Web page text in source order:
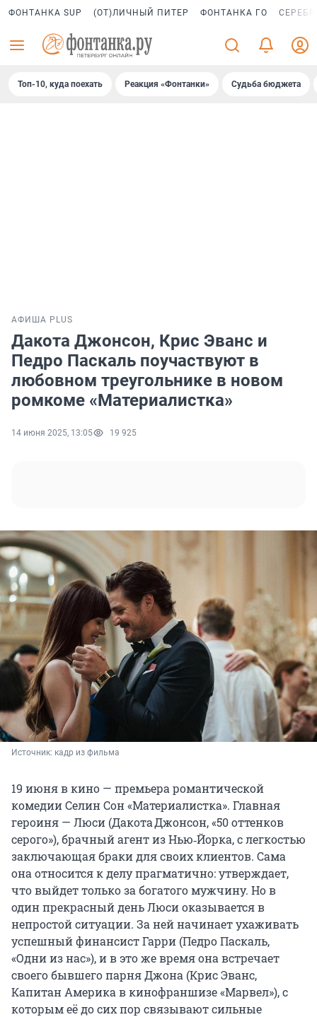
ФОНТАНКА SUP (ОТ)ЛИЧНЫЙ ПИТЕР ФОНТАНКА ГО
Топ-10, куда поехать Реакция «Фонтанки» Судьба бюджета
АФИША PLUS
Дакота Джонсон, Крис Эванс и
Педро Паскаль поучаствуют в
любовном треугольнике в новом
ромкоме «Материалистка»
14 июня 2025, 13:05 19 925
Источник: кадр из фильма
19 июня в кино — премьера романтической
комедии Селин Сон «Материалистка». Главная
героиня — Люси (Дакота Джонсон, «50 оттенков
серого»), брачный агент из Нью‑Йорка, с легкостью
заключающая браки для своих клиентов. Сама
она относится к делу прагматично: утверждает,
что выйдет только за богатого мужчину. Но в
один прекрасный день Люси оказывается в
непростой ситуации. За ней начинает ухаживать
успешный финансист Гарри (Педро Паскаль,
«Одни из нас»), и в это же время она встречает
своего бывшего парня Джона (Крис Эванс,
Капитан Америка в кинофраншизе «Марвел»), с
которым её до сих пор связывают сильные